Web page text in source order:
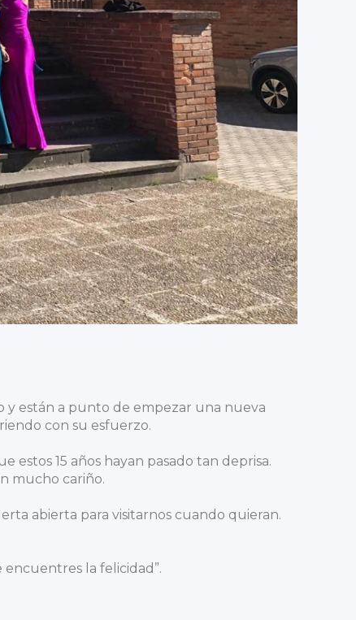
y están a punto de empezar una nueva
con su esfuerzo.
estos 15 años hayan pasado tan deprisa.
mucho cariño.
abierta para visitarnos cuando quieran.
la felicidad”.